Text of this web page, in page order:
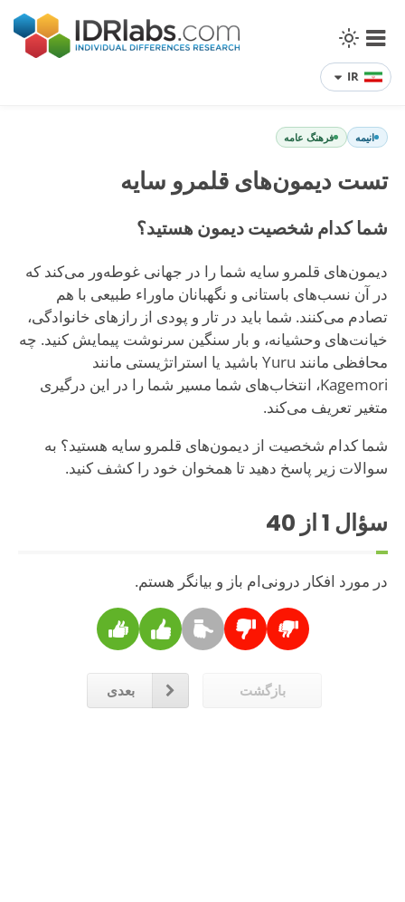
IR
انیمه فرهنگ عامه
تست دیمون‌های قلمرو سایه
شما کدام شخصیت دیمون هستید؟
دیمون‌های قلمرو سایه شما را در جهانی غوطه‌ور می‌کند که
در آن نسب‌های باستانی و نگهبانان ماوراء طبیعی با هم
تصادم می‌کنند. شما باید در تار و پودی از رازهای خانوادگی،
خیانت‌های وحشیانه، و بار سنگین سرنوشت پیمایش کنید. چه
محافظی مانند Yuru باشید یا استراتژیستی مانند
Kagemori، انتخاب‌های شما مسیر شما را در این درگیری
متغیر تعریف می‌کند.
شما کدام شخصیت از دیمون‌های قلمرو سایه هستید؟ به
سوالات زیر پاسخ دهید تا همخوان خود را کشف کنید.
سؤال 1از 40
در مورد افکار درونی‌ام باز و بیانگر هستم.
بازگشت بعدی